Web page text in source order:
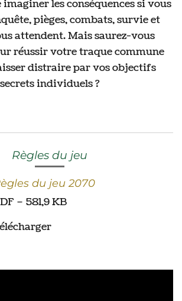
imaginer les conséquences si vous
pièges, combats, survie et
attendent. Mais saurez-vous
réussir votre traque commune
distraire par vos objectifs
secrets individuels ?
Règles du jeu
du jeu 2070
– 581,9 KB